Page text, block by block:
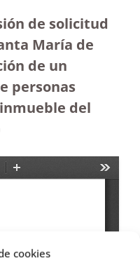
cookies
de solicitud
María de
de un
personas
del